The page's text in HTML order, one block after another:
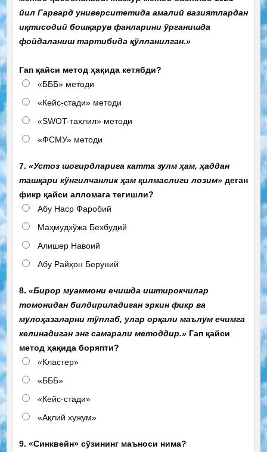
йил Гарвард университетида амалий вазиятлардан
иқтисодий бошқарув фанларини ўрганишда
фойдаланиш тартибида қўлланилган.»
Гап қайси метод ҳақида кетябди?
«БББ» методи
«Кейс-стади» методи
«SWOT-тахлил» методи
«ФСМУ» методи
7. «Устоз шогирдларига катта зулм ҳам, ҳаддан
ташқари кўнгилчанлик ҳам қилмаслиги лозим»деган
фикр қайси алломага тегишли?
Абу Наср Фаробий
Маҳмудхўжа Бехбудий
Алишер Навоий
Абу Райҳон Беруний
8. «Бирор муаммони ечишда иштирокчилар
томонидан билдириладиган эркин фикр ва
мулоҳазаларни тўплаб, улар орқали маълум ечимга
келинадиган энг самарали методдир.»Гап қайси
метод ҳақида боряпти?
«Кластер»
«БББ»
«Кейс-стади»
«Ақлий хужум»
9. «Синквейн» сўзининг маъноси нима?